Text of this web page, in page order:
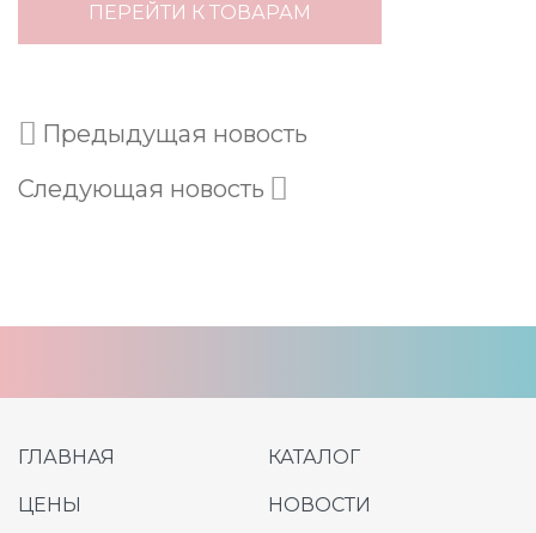
ПЕРЕЙТИ К ТОВАРАМ
Предыдущая новость
Следующая новость
ГЛАВНАЯ КАТАЛОГ
ЦЕНЫ НОВОСТИ